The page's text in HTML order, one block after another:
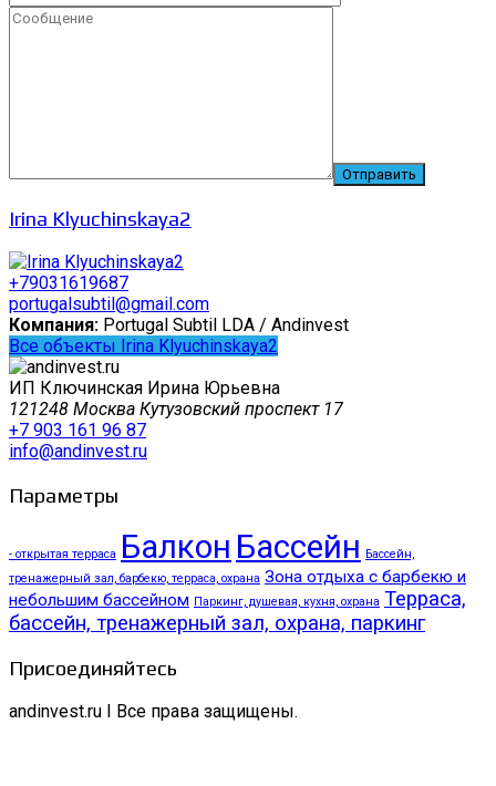
Irina Klyuchinskaya2
+79031619687
portugalsubtil@gmail.com
Компания: Portugal Subtil LDA / Andinvest
Все объекты Irina Klyuchinskaya2
ИП Ключинская Ирина Юрьевна
121248 Москва Кутузовский проспект 17
+7 903 161 96 87
info@andinvest.ru
Параметры
- открытая терраса Балкон Бассейн Бассейн,
тренажерный зал, барбекю, терраса, охрана Зона отдыха с барбекю и
небольшим бассейном Паркинг, душевая, кухня, охрана Терраса,
бассейн, тренажерный зал, охрана, паркинг
Присоединяйтесь
andinvest.ru I Все права защищены.